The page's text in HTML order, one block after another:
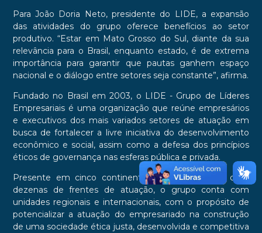
Para João Doria Neto, presidente do LIDE, a expansão
das atividades do grupo oferece benefícios ao setor
produtivo. “Estar em Mato Grosso do Sul, diante da sua
relevância para o Brasil, enquanto estado, é de extrema
importância para garantir que pautas ganhem espaço
nacional e o diálogo entre setores seja constante”, afirma.
Fundado no Brasil em 2003, o LIDE - Grupo de Líderes
Empresariais é uma organização que reúne empresários
e executivos dos mais variados setores de atuação em
busca de fortalecer a livre iniciativa do desenvolvimento
econômico e social, assim como a defesa dos princípios
éticos de governança nas esferas pública e privada.
Presente em cinco continentes e com mais de duas
dezenas de frentes de atuação, o grupo conta com
unidades regionais e internacionais, com o propósito de
potencializar a atuação do empresariado na construção
de uma sociedade ética justa, desenvolvida e competitiva